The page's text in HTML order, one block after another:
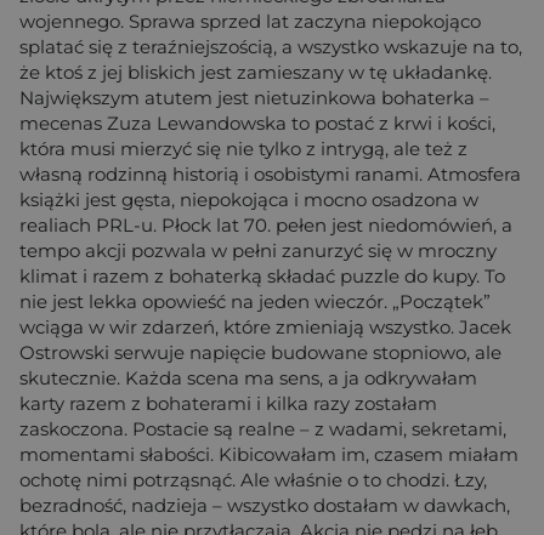
wojennego. Sprawa sprzed lat zaczyna niepokojąco
splatać się z teraźniejszością, a wszystko wskazuje na to,
że ktoś z jej bliskich jest zamieszany w tę układankę.
Największym atutem jest nietuzinkowa bohaterka –
mecenas Zuza Lewandowska to postać z krwi i kości,
która musi mierzyć się nie tylko z intrygą, ale też z
własną rodzinną historią i osobistymi ranami. Atmosfera
książki jest gęsta, niepokojąca i mocno osadzona w
realiach PRL-u. Płock lat 70. pełen jest niedomówień, a
tempo akcji pozwala w pełni zanurzyć się w mroczny
klimat i razem z bohaterką składać puzzle do kupy. To
nie jest lekka opowieść na jeden wieczór. „Początek”
wciąga w wir zdarzeń, które zmieniają wszystko. Jacek
Ostrowski serwuje napięcie budowane stopniowo, ale
skutecznie. Każda scena ma sens, a ja odkrywałam
karty razem z bohaterami i kilka razy zostałam
zaskoczona. Postacie są realne – z wadami, sekretami,
momentami słabości. Kibicowałam im, czasem miałam
ochotę nimi potrząsnąć. Ale właśnie o to chodzi. Łzy,
bezradność, nadzieja – wszystko dostałam w dawkach,